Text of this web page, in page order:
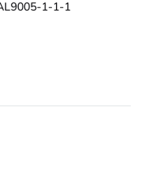
1-1-1